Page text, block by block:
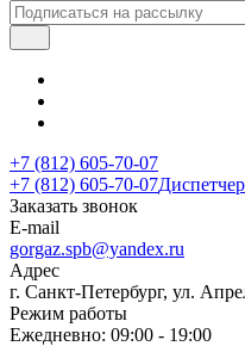
+7 (812) 605-70-07
+7 (812) 605-70-07
Заказать звонок
E-mail
gorgaz.spb@yandex.ru
Адрес
г. Санкт-Петербург, ул.
Режим работы
Ежедневно: 09:00 - 19:00